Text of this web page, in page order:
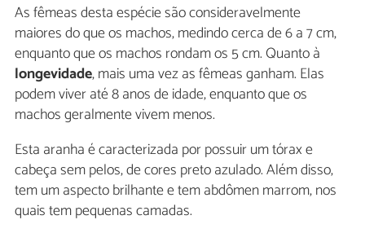
As fêmeas desta espécie são consideravelmente
maiores do que os machos, medindo cerca de 6 a 7 cm,
enquanto que os machos rondam os 5 cm. Quanto à
longevidade, mais uma vez as fêmeas ganham. Elas
podem viver até 8 anos de idade, enquanto que os
machos geralmente vivem menos.
Esta aranha é caracterizada por possuir um tórax e
cabeça sem pelos, de cores preto azulado. Além disso,
tem um aspecto brilhante e tem abdômen marrom, nos
quais tem pequenas camadas.